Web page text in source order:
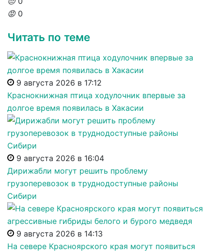
😡 0
Читать по теме
9 августа 2026 в 17:12
Краснокнижная птица ходулочник впервые за
долгое время появилась в Хакасии
9 августа 2026 в 16:04
Дирижабли могут решить проблему
грузоперевозок в труднодоступные районы
Сибири
9 августа 2026 в 14:13
На севере Красноярского края могут появиться